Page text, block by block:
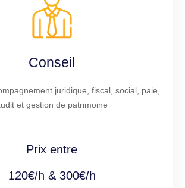
Conseil
juridique, fiscal, social, paie,
et gestion de patrimoine
Prix entre
120€/h & 300€/h